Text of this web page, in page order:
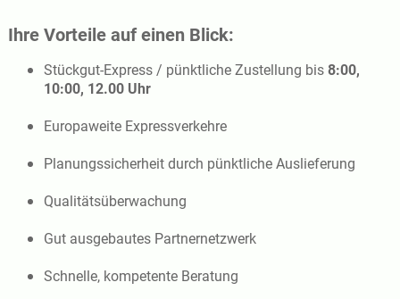
Ihre Vorteile auf einen Blick:
Stückgut-Express / pünktliche Zustellung bis8:00,
10:00, 12.00 Uhr
Europaweite Expressverkehre
Planungssicherheit durch pünktliche Auslieferung
Qualitätsüberwachung
Gut ausgebautes Partnernetzwerk
Schnelle, kompetente Beratung